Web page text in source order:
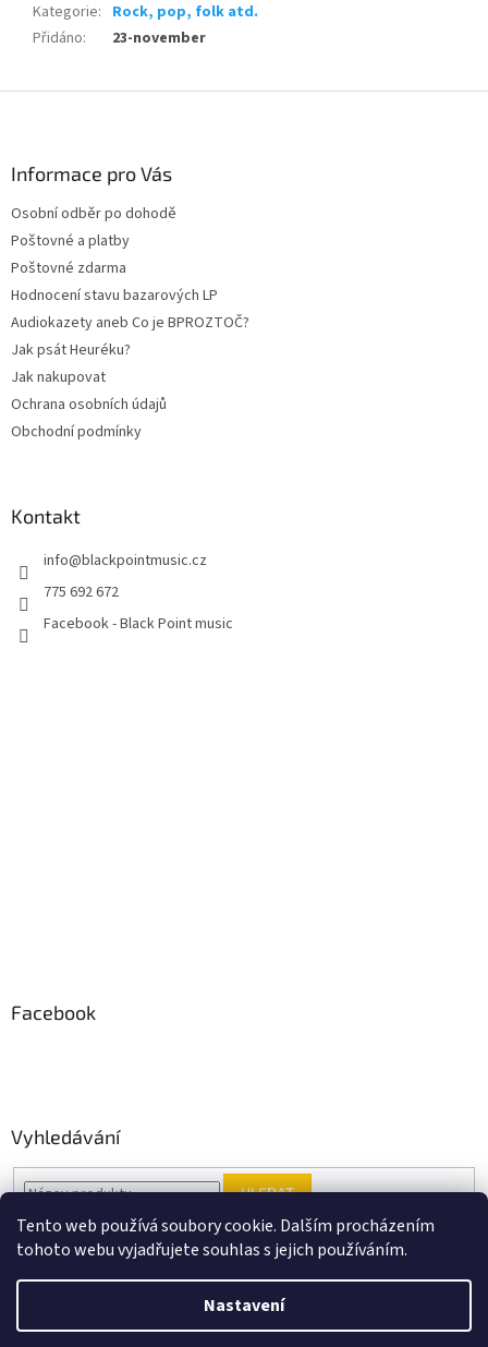
Tento web používá soubory cookie. Dalším procházením
tohoto webu vyjadřujete souhlas s jejich používáním.
Nastavení
Kategorie: Rock, pop, folk atd.
Přidáno: 23-november
Informace pro Vás
Osobní odběr po dohodě
Poštovné a platby
Poštovné zdarma
Hodnocení stavu bazarových LP
Audiokazety aneb Co je BPROZTOČ?
Jak psát Heuréku?
Jak nakupovat
Ochrana osobních údajů
Obchodní podmínky
Kontakt
info@blackpointmusic.cz
775 692 672
Facebook - Black Point music
Facebook
Vyhledávání
HLEDAT